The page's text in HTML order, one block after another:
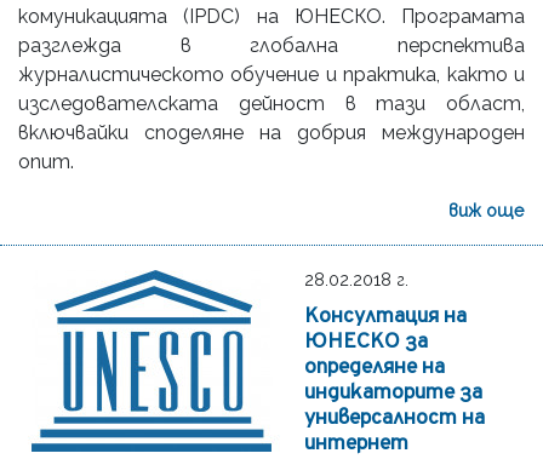
комуникацията (IPDC) на ЮНЕСКО. Програмата
разглежда в глобална перспектива
журналистическото обучение и практика, както и
изследователската дейност в тази област,
включвайки споделяне на добрия международен
опит.
виж още
28.02.2018 г.
Консултация на
ЮНЕСКО за
определяне на
индикаторите за
универсалност на
интернет